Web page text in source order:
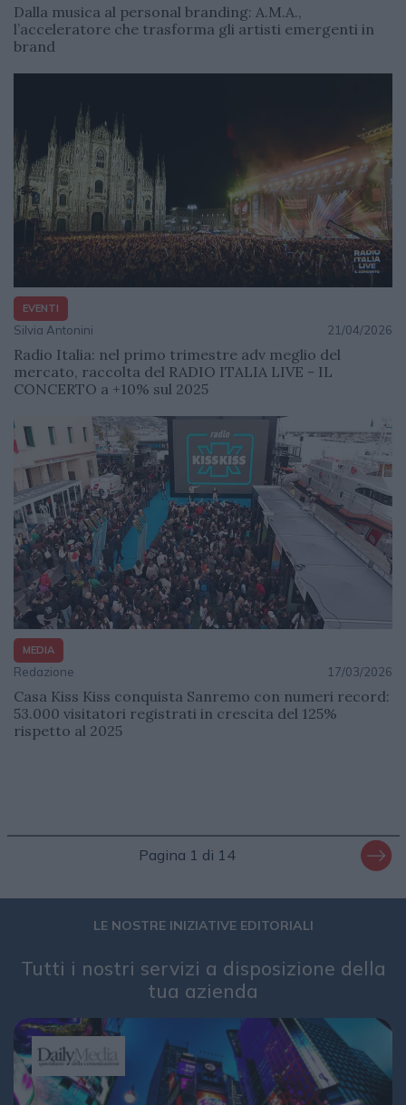
Dalla musica al personal branding: A.M.A.,
l’acceleratore che trasforma gli artisti emergenti in
brand
EVENTI
Silvia Antonini 21/04/2026
Radio Italia: nel primo trimestre adv meglio del
mercato, raccolta del RADIO ITALIA LIVE - IL
CONCERTO a +10% sul 2025
MEDIA
Redazione 17/03/2026
Casa Kiss Kiss conquista Sanremo con numeri record:
53.000 visitatori registrati in crescita del 125%
rispetto al 2025
Pagina 1 di 14
LE NOSTRE INIZIATIVE EDITORIALI
Tutti i nostri servizi a disposizione della
tua azienda